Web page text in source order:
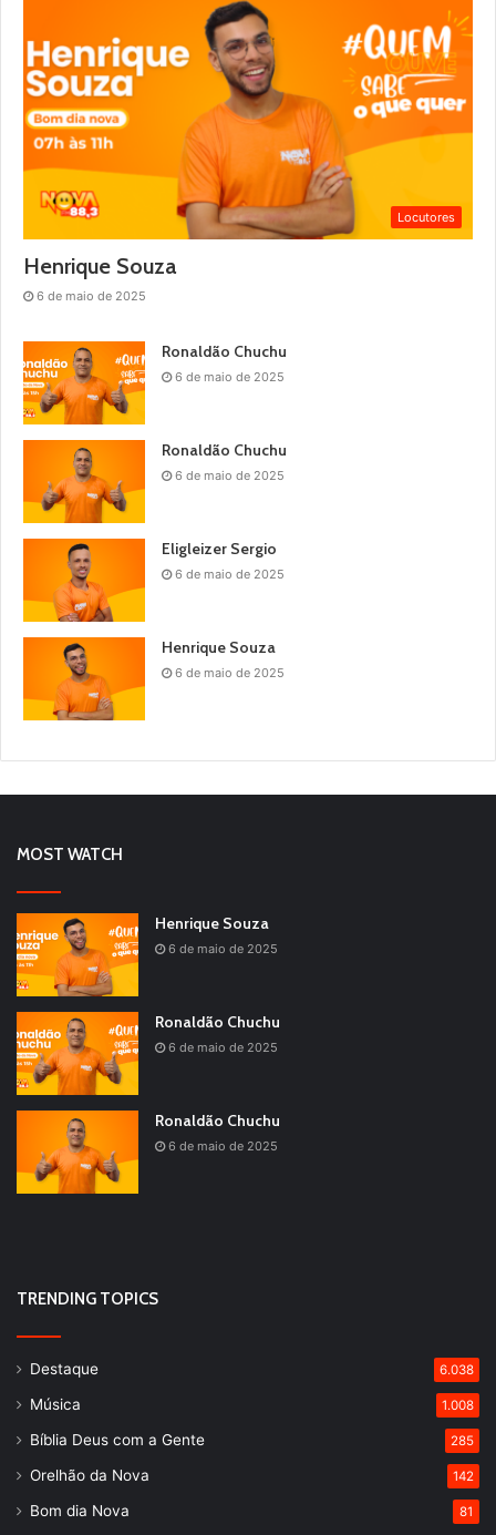
Locutores
Henrique Souza
6 de maio de 2025
Ronaldão Chuchu
6 de maio de 2025
Ronaldão Chuchu
6 de maio de 2025
Eligleizer Sergio
6 de maio de 2025
Henrique Souza
6 de maio de 2025
MOST WATCH
Henrique Souza
6 de maio de 2025
Ronaldão Chuchu
6 de maio de 2025
Ronaldão Chuchu
6 de maio de 2025
TRENDING TOPICS
Destaque 6.038
Música 1.008
Bíblia Deus com a Gente 285
Orelhão da Nova 142
Bom dia Nova 81